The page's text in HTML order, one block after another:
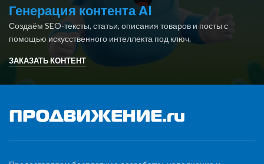
Генерация контента AI
Создаём SEO-тексты, статьи, описания товаров и посты с
помощью искусственного интеллекта под ключ.
ЗАКАЗАТЬ КОНТЕНТ